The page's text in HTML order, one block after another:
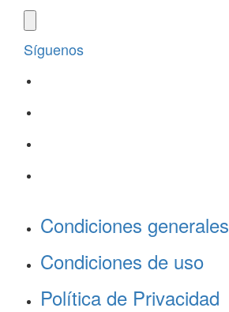
Síguenos
Condiciones generales
Condiciones de uso
Política de Privacidad